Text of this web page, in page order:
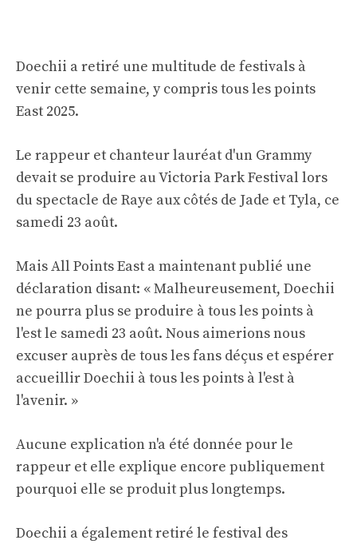
Doechii a retiré une multitude de festivals à
venir cette semaine, y compris tous les points
East 2025.
Le rappeur et chanteur lauréat d'un Grammy
devait se produire au Victoria Park Festival lors
du spectacle de Raye aux côtés de Jade et Tyla, ce
samedi 23 août.
Mais All Points East a maintenant publié une
déclaration disant: « Malheureusement, Doechii
ne pourra plus se produire à tous les points à
l'est le samedi 23 août. Nous aimerions nous
excuser auprès de tous les fans déçus et espérer
accueillir Doechii à tous les points à l'est à
l'avenir. »
Aucune explication n'a été donnée pour le
rappeur et elle explique encore publiquement
pourquoi elle se produit plus longtemps.
Doechii a également retiré le festival des